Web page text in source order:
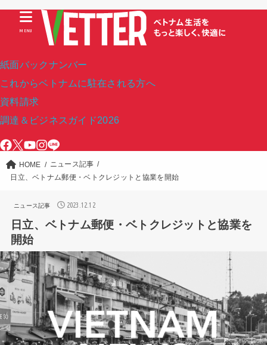
紙面バックナンバー
これからベトナムに駐在される方へ
資料請求
調達＆ビジネスガイド2026
MENU
HOME
ニュース記事
日立、ベトナム郵便・ベトクレジットと協業を開始
ニュース記事 2023.12.12
日立、ベトナム郵便・ベトクレジットと協業を
開始